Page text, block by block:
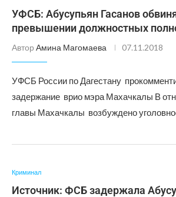
УФСБ: Абусупьян Гасанов
превышении должностных
Автор Амина Магомаева 07.11.2018
УФСБ России по Дагестану
задержание врио мэра Махачкалы В
главы Махачкалы возбуждено
Криминал
Источник: ФСБ задержала